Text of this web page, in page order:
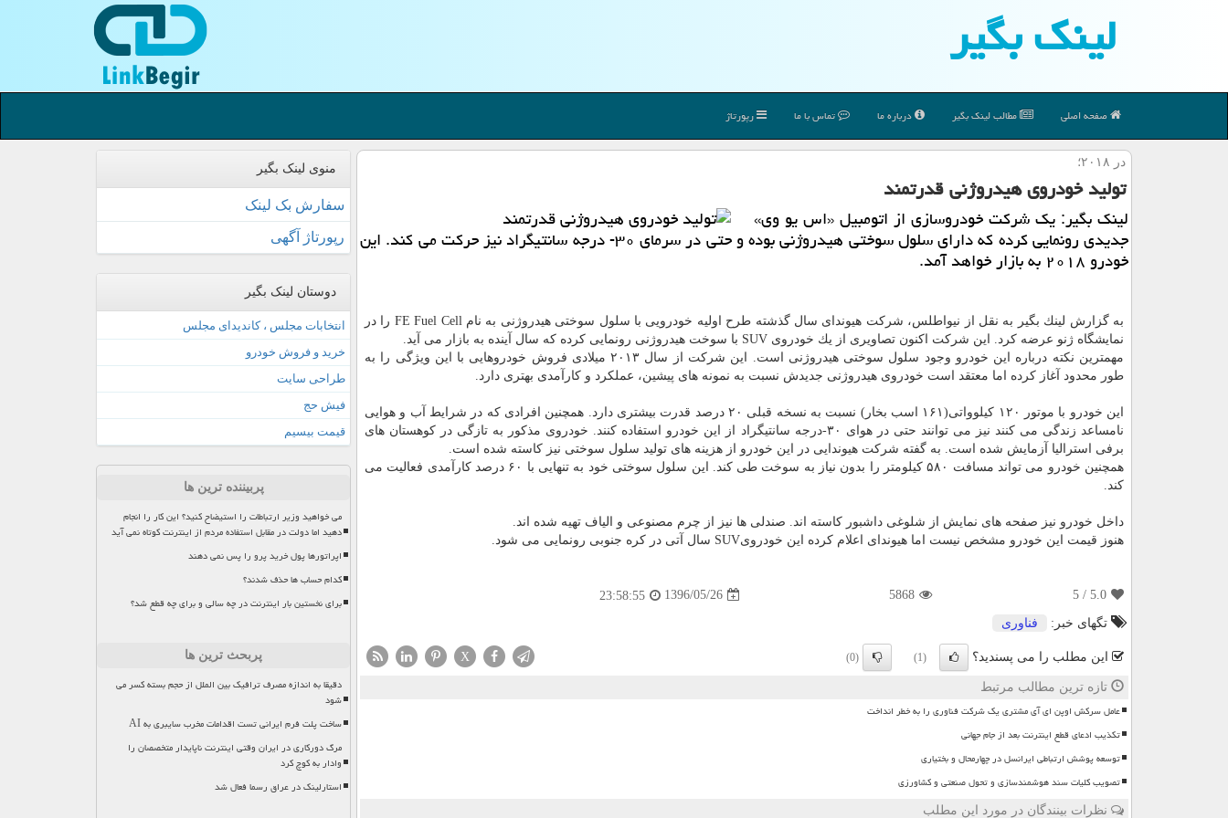
لینك بگیر
صفحه اصلی مطالب لینك بگیر درباره ما تماس با ما رپورتاژ
در ۲۰۱۸؛
تولید خودروی هیدروژنی قدرتمند
لینك بگیر: یك شركت خودروسازی از اتومبیل «اس یو وی»
جدیدی رونمایی كرده كه دارای سلول سوختی هیدروژنی بوده و حتی در سرمای ۳۰- درجه سانتیگراد نیز حركت می كند. این
خودرو ۲۰۱۸ به بازار خواهد آمد.
به گزارش لینك بگیر به نقل از نیواطلس، شركت هیوندای سال گذشته طرح اولیه خودرویی با سلول سوختی هیدروژنی به نام FE Fuel Cell را در
نمایشگاه ژنو عرضه كرد. این شركت اكنون تصاویری از یك خودروی SUV با سوخت هیدروژنی رونمایی كرده كه سال آینده به بازار می آید.
مهمترین نكته درباره این خودرو وجود سلول سوختی هیدروژنی است. این شركت از سال ۲۰۱۳ میلادی فروش خودروهایی با این ویژگی را به
طور محدود آغاز كرده اما معتقد است خودروی هیدروژنی جدیدش نسبت به نمونه های پیشین، عملكرد و كارآمدی بهتری دارد.
این خودرو با موتور ۱۲۰ كیلوواتی(۱۶۱ اسب بخار) نسبت به نسخه قبلی ۲۰ درصد قدرت بیشتری دارد. همچنین افرادی كه در شرایط آب و هوایی
نامساعد زندگی می كنند نیز می توانند حتی در هوای ۳۰-درجه سانتیگراد از این خودرو استفاده كنند. خودروی مذكور به تازگی در كوهستان های
برفی استرالیا آزمایش شده است. به گفته شركت هیوندایی در این خودرو از هزینه های تولید سلول سوختی نیز كاسته شده است.
همچنین خودرو می تواند مسافت ۵۸۰ كیلومتر را بدون نیاز به سوخت طی كند. این سلول سوختی خود به تنهایی با ۶۰ درصد كارآمدی فعالیت می
كند.
داخل خودرو نیز صفحه های نمایش از شلوغی داشبور كاسته اند. صندلی ها نیز از چرم مصنوعی و الیاف تهیه شده اند.
هنوز قیمت این خودرو مشخص نیست اما هیوندای اعلام كرده این خودرویSUV سال آتی در كره جنوبی رونمایی می شود.
5.0
/ 5
5868
1396/05/26
23:58:55
تگهای خبر:
فناوری
این مطلب را می پسندید؟ (1)
(0)
X
تازه ترین مطالب مرتبط
عامل سرکش اوپن ای آی مشتری یک شرکت فناوری را به خطر انداخت
تکذیب ادعای قطع اینترنت بعد از جام جهانی
توسعه پوشش ارتباطی ایرانسل در چهارمحال و بختیاری
تصویب کلیات سند هوشمندسازی و تحول صنعتی و کشاورزی
نظرات بینندگان در مورد این مطلب
منوی لینک بگیر
سفارش بک لینک
رپورتاژ آگهی
دوستان لینک بگیر
انتخابات مجلس ، کاندیدای مجلس
خرید و فروش خودرو
طراحی سایت
فیش حج
قیمت بیسیم
پربیننده ترین ها
می خواهید وزیر ارتباطات را استیضاح کنید؟ این کار را انجام
دهید اما دولت در مقابل استفاده مردم از اینترنت کوتاه نمی آید
اپراتورها پول خرید پرو را پس نمی دهند
کدام حساب ها حذف شدند؟
برای نخستین بار اینترنت در چه سالی و برای چه قطع شد؟
پربحث ترین ها
دقیقا به اندازه مصرف ترافیک بین الملل از حجم بسته کسر می
شود
ساخت پلت فرم ایرانی تست اقدامات مخرب سایبری به AI
مرگ دورکاری در ایران وقتی اینترنت ناپایدار متخصصان را
وادار به کوچ کرد
استارلینک در عراق رسما فعال شد